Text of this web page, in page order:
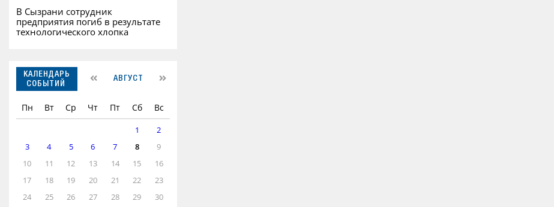
В Сызрани сотрудник
предприятия погиб в результате
технологического хлопка
КАЛЕНДАРЬ
СОБЫТИЙ
АВГУСТ
Пн Вт Ср Чт Пт Сб Вс
1
2
3
4 5 6 7 8
9
10
11 12 13 14 15
16
17
18 19 20 21 22
23
24
25 26 27 28 29 30